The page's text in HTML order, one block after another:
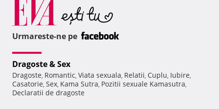
Urmareste-ne pe
Dragoste & Sex
Dragoste, Romantic, Viata sexuala, Relatii, Cuplu, Iubire,
Casatorie, Sex, Kama Sutra, Pozitii sexuale Kamasutra,
Declaratii de dragoste